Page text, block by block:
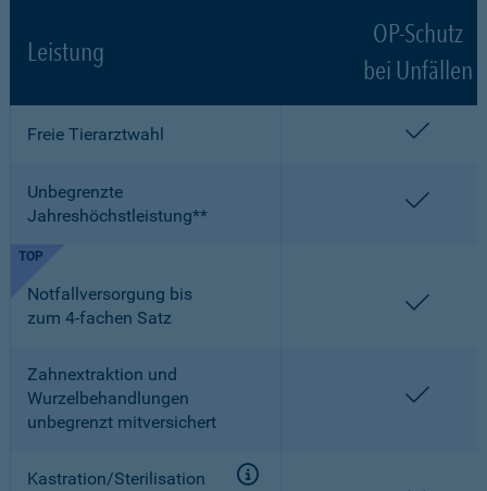
Leistung
OP-Schutz
bei Unfällen
Freie Tierarztwahl
Unbegrenzte
Jahreshöchstleistung**
Notfallversorgung bis
zum 4-fachen Satz
TOP
Zahnextraktion und
Wurzelbehandlungen
unbegrenzt mitversichert
Kastration/Sterilisation